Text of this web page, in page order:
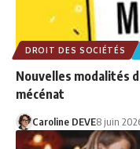
DROIT DES SOCIÉTÉS
Nouvelles modalités
mécénat
Caroline DEVE8 juin